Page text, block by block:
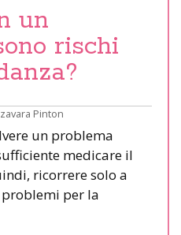
un
rischi
Pinton
un problema
medicare il
ricorrere solo a
per la